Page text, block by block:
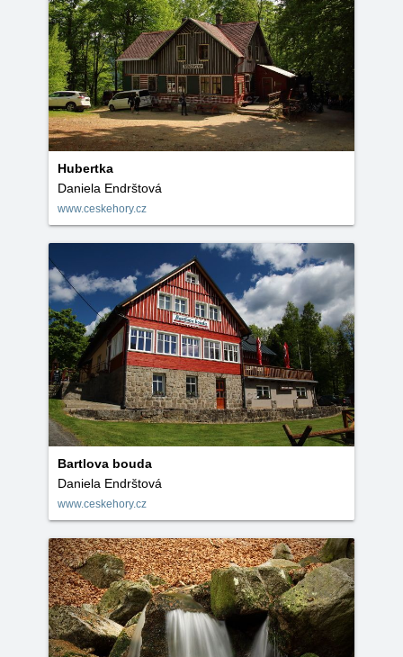
Hubertka
Daniela Endrštová
www.ceskehory.cz
Bartlova bouda
Daniela Endrštová
www.ceskehory.cz